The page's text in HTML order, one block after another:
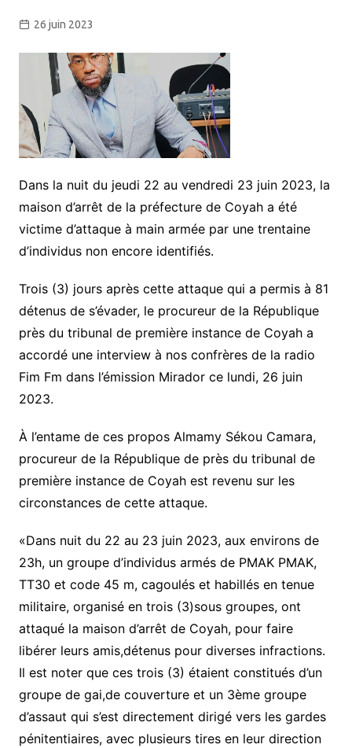
26 juin 2023
Dans la nuit du jeudi 22 au vendredi 23 juin 2023, la
maison d’arrêt de la préfecture de Coyah a été
victime d’attaque à main armée par une trentaine
d’individus non encore identifiés.
Trois (3) jours après cette attaque qui a permis à 81
détenus de s’évader, le procureur de la République
près du tribunal de première instance de Coyah a
accordé une interview à nos confrères de la radio
Fim Fm dans l’émission Mirador ce lundi, 26 juin
2023.
À l’entame de ces propos Almamy Sékou Camara,
procureur de la République de près du tribunal de
première instance de Coyah est revenu sur les
circonstances de cette attaque.
«Dans nuit du 22 au 23 juin 2023, aux environs de
23h, un groupe d’individus armés de PMAK PMAK,
TT30 et code 45 m, cagoulés et habillés en tenue
militaire, organisé en trois (3)sous groupes, ont
attaqué la maison d’arrêt de Coyah, pour faire
libérer leurs amis,détenus pour diverses infractions.
Il est noter que ces trois (3) étaient constitués d’un
groupe de gai,de couverture et un 3ème groupe
d’assaut qui s’est directement dirigé vers les gardes
pénitentiaires, avec plusieurs tires en leur direction